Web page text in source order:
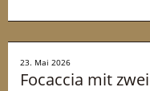
23. Mai 2026
Focaccia mit